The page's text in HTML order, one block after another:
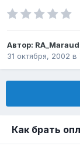
Автор:
31 октября, 2002 в
Как брать